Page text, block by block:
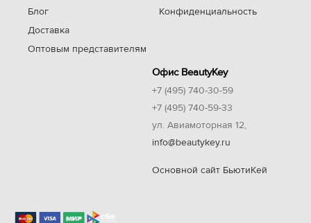
Блог
Доставка
Оптовым представителям
Конфиденциальность
Офис BeautyKey
+7 (495) 740-30-59
+7 (495) 740-59-33
ул. Авиамоторная 12,
info@beautykey.ru
Основной сайт БьютиКей